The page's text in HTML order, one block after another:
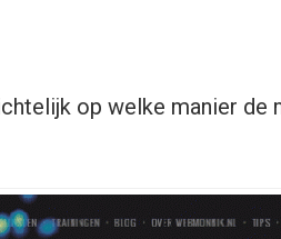
op welke manier de